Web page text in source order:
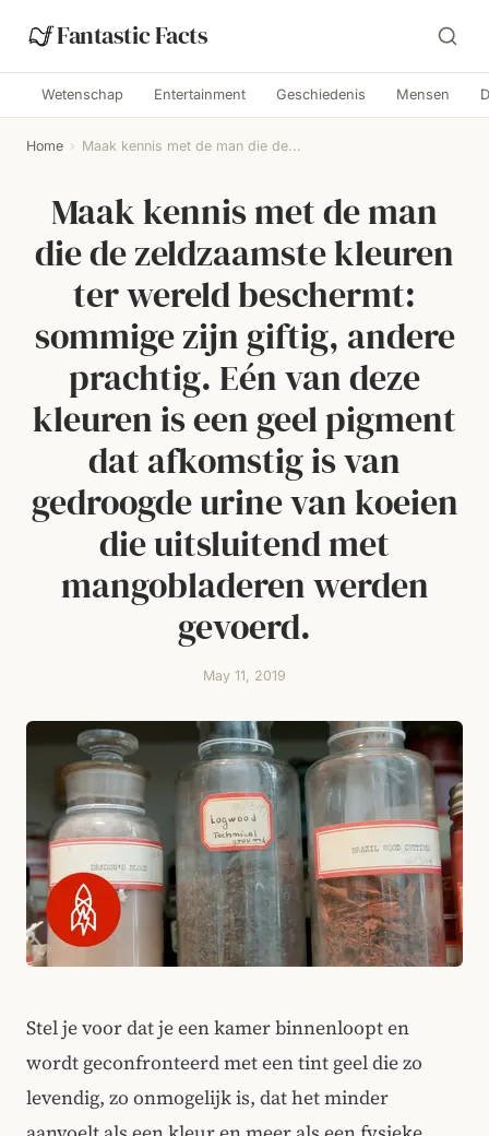
Fantastic Facts
Wetenschap Entertainment Geschiedenis Mensen
Home › Maak kennis met de man die de...
Maak kennis met de man
die de zeldzaamste kleuren
ter wereld beschermt:
sommige zijn giftig, andere
prachtig. Eén van deze
kleuren is een geel pigment
dat afkomstig is van
gedroogde urine van koeien
die uitsluitend met
mangobladeren werden
gevoerd.
May 11, 2019
Stel je voor dat je een kamer binnenloopt en
wordt geconfronteerd met een tint geel die zo
levendig, zo onmogelijk is, dat het minder